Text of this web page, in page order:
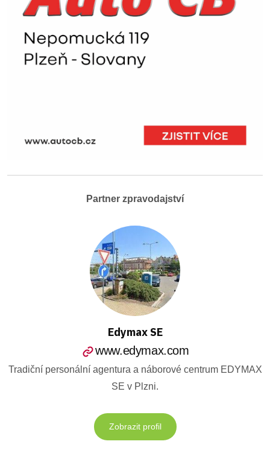
Partner zpravodajství
Edymax SE
www.edymax.com
Tradiční personální agentura a náborové centrum EDYMAX
SE v Plzni.
Zobrazit profil